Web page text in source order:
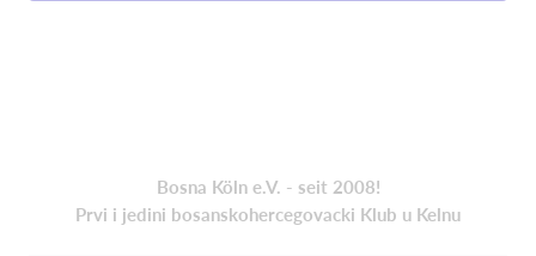
Bosna Köln e.V. - seit 2008!
Prvi i jedini bosanskohercegovacki Klub u Kelnu